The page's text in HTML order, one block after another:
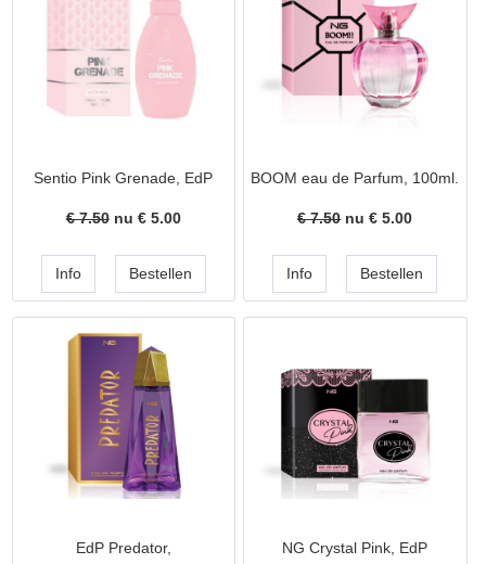
Sentio Pink Grenade, EdP
€ 7.50nu € 5.00
BOOM eau de Parfum, 100ml.
€ 7.50nu €5.00
EdP Predator, NG Crystal Pink, EdP